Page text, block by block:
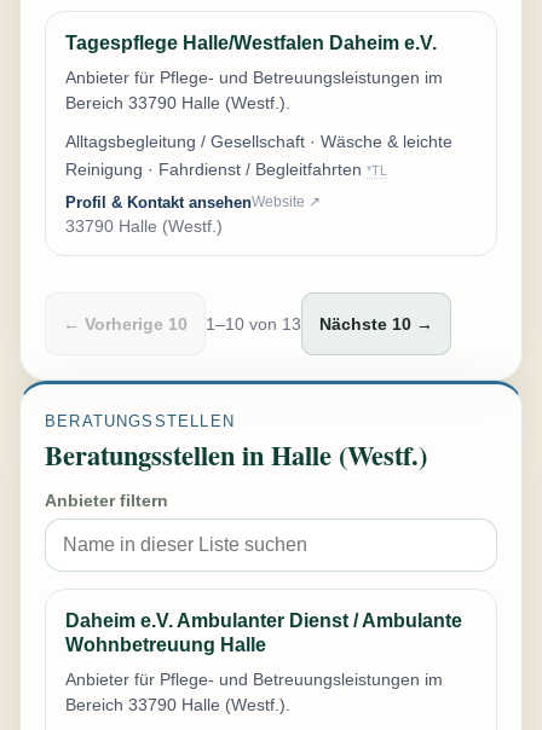
Tagespflege Halle/Westfalen Daheim e.V.
Anbieter für Pflege- und Betreuungsleistungen im
Bereich 33790 Halle (Westf.).
Alltagsbegleitung / Gesellschaft · Wäsche & leichte
Reinigung · Fahrdienst / Begleitfahrten *TL
Profil & Kontakt ansehenWebsite ↗
33790 Halle (Westf.)
← Vorherige 10 1–10 von 13 Nächste 10 →
BERATUNGSSTELLEN
Beratungsstellen in Halle (Westf.)
Anbieter filtern
Daheim e.V. Ambulanter Dienst / Ambulante
Wohnbetreuung Halle
Anbieter für Pflege- und Betreuungsleistungen im
Bereich 33790 Halle (Westf.).